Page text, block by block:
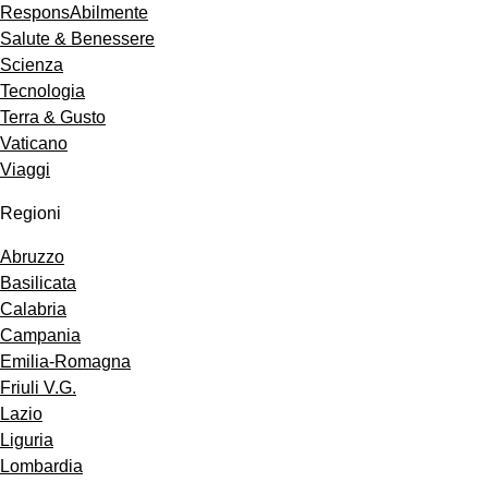
ResponsAbilmente
Salute & Benessere
Scienza
Tecnologia
Terra & Gusto
Vaticano
Viaggi
Regioni
Abruzzo
Basilicata
Calabria
Campania
Emilia-Romagna
Friuli V.G.
Lazio
Liguria
Lombardia